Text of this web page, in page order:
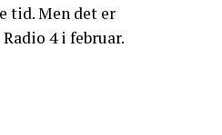
tid. Men det er
4 i februar.